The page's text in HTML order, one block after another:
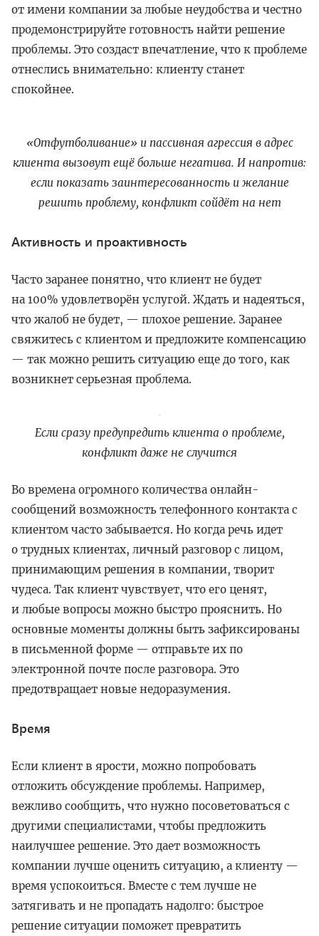
от имени компании за любые неудобства и честно
продемонстрируйте готовность найти решение
проблемы. Это создаст впечатление, что к проблеме
отнеслись внимательно: клиенту станет
спокойнее.
«Отфутболивание» и пассивная агрессия в адрес
клиента вызовут ещё больше негатива. И напротив:
если показать заинтересованность и желание
решить проблему, конфликт сойдёт на нет
Активность и проактивность
Часто заранее понятно, что клиент не будет
на 100% удовлетворён услугой. Ждать и надеяться,
что жалоб не будет, — плохое решение. Заранее
свяжитесь с клиентом и предложите компенсацию
— так можно решить ситуацию еще до того, как
возникнет серьезная проблема.
Если сразу предупредить клиента о проблеме,
конфликт даже не случится
Во времена огромного количества онлайн-
сообщений возможность телефонного контакта с
клиентом часто забывается. Но когда речь идет
о трудных клиентах, личный разговор с лицом,
принимающим решения в компании, творит
чудеса. Так клиент чувствует, что его ценят,
и любые вопросы можно быстро прояснить. Но
основные моменты должны быть зафиксированы
в письменной форме — отправьте их по
электронной почте после разговора. Это
предотвращает новые недоразумения.
Время
Если клиент в ярости, можно попробовать
отложить обсуждение проблемы. Например,
вежливо сообщить, что нужно посоветоваться с
другими специалистами, чтобы предложить
наилучшее решение. Это дает возможность
компании лучше оценить ситуацию, а клиенту —
время успокоиться. Вместе с тем лучше не
затягивать и не пропадать надолго: быстрое
решение ситуации поможет превратить